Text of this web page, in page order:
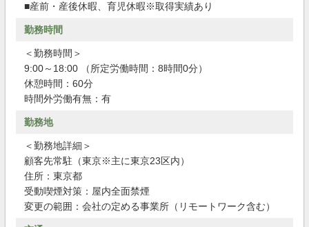
■産前・産後休暇、育児休暇※取得実績あり
勤務時間
＜勤務時間＞
9:00～18:00 （所定労働時間：8時間0分）
休憩時間：60分
時間外労働有無：有
勤務地
＜勤務地詳細＞
顧客先常駐（東京※主に東京23区内）
住所：東京都
受動喫煙対策：屋内全面禁煙
変更の範囲：会社の定める事業所（リモートワーク含む）